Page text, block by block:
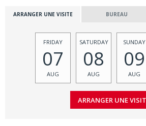
ARRANGER UNE VISITE BUREAU
FRIDAY
07
AUG
SATURDAY
08
AUG
SUNDAY
09
AUG